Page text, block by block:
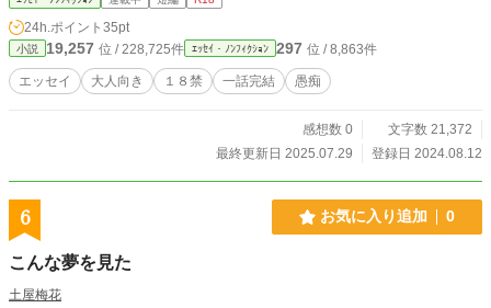
する気は一切ございません。 ので、読む場合は完全に自己責
任でお願いします。 注意喚起と精神が未熟なお子様への心の
ダメージ回避とし、一定年齢以上のR18指定の設定をしまし
た。読者は最低限のマナーを持参した大人のみに限定してお
ります。堅苦しいことばかりですが、所詮素人が好き勝手書
は基本的に『大人のシリーズ』と同じく日常の疑問や現実あ
るあるなどを書き出します。 とはいえ内容はあって内容なモ
数あると思われますがそういう作品ですのでご容赦下さい。
表紙:イラストAC わらび望様より
24h.ポイント 35pt
小説 19,257 位 / 228,725件 ｴｯｾｲ・ﾉﾝﾌｨｸｼｮﾝ 297 位 / 8,863件
エッセイ 大人向き １８禁 一話完結 愚痴
感想数 0
文字数 21,372
最終更新日 2025.07.29
登録日 2024.08.12
6 お気に入り追加 0
こんな夢を見た
土屋梅花